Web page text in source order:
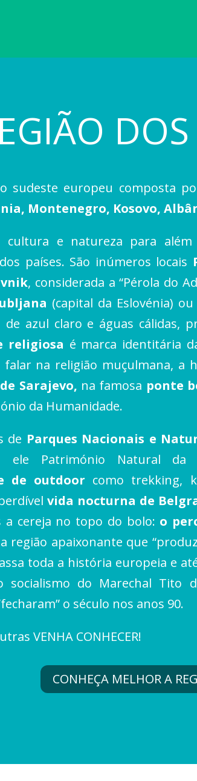
sudeste europeu composta
Montenegro, Kosovo,
e natureza para além
países. São inúmeros locais
, considerada a “Pérola do
(capital da Eslovénia)
azul claro e águas cálidas,
religiosa é marca identitária
na religião muçulmana, a
Sarajevo, na famosa ponte
da Humanidade.
de Parques Nacionais e
ele Património Natural da
de outdoor como trekking,
vida nocturna de
cereja no topo do bolo: o
região apaixonante que
toda a história europeia e
socialismo do Marechal Tito
o século nos anos 90.
VENHA CONHECER!
CONHEÇA MELHOR A